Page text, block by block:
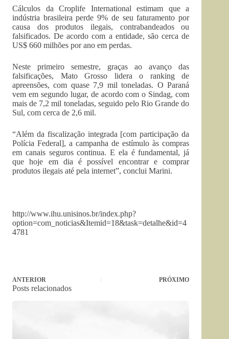
Cálculos da Croplife International estimam que a
indústria brasileira perde 9% de seu faturamento por
causa dos produtos ilegais, contrabandeados ou
falsificados. De acordo com a entidade, são cerca de
US$ 660 milhões por ano em perdas.
Neste primeiro semestre, graças ao avanço das
falsificações, Mato Grosso lidera o ranking de
apreensões, com quase 7,9 mil toneladas. O Paraná
vem em segundo lugar, de acordo com o Sindag, com
mais de 7,2 mil toneladas, seguido pelo Rio Grande do
Sul, com cerca de 2,6 mil.
“Além da fiscalização integrada [com participação da
Polícia Federal], a campanha de estímulo às compras
em canais seguros continua. E ela é fundamental, já
que hoje em dia é possível encontrar e comprar
produtos ilegais até pela internet”, conclui Marini.
http://www.ihu.unisinos.br/index.php?
option=com_noticias&Itemid=18&task=detalhe&id=4
4781
ANTERIOR PRÓXIMO
Posts relacionados